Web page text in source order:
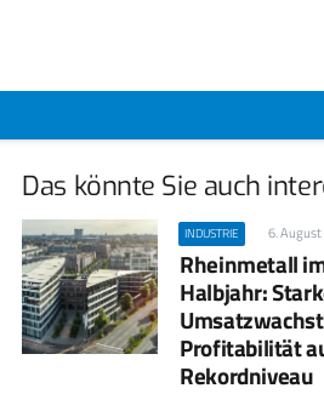
Das könnte Sie auch
INDUSTRIE 6.
Rheinmetall
Halbjahr:
Profitabilität
Rekordniveau